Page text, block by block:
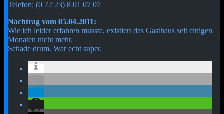
Telefon: (0 72 23) 8 01 07 07
Nachtrag vom 05.04.2011:
Wie ich leider erfahren musste, existiert das Gasthaus seit einigen
Monaten nicht mehr.
Schade drum. War echt super.